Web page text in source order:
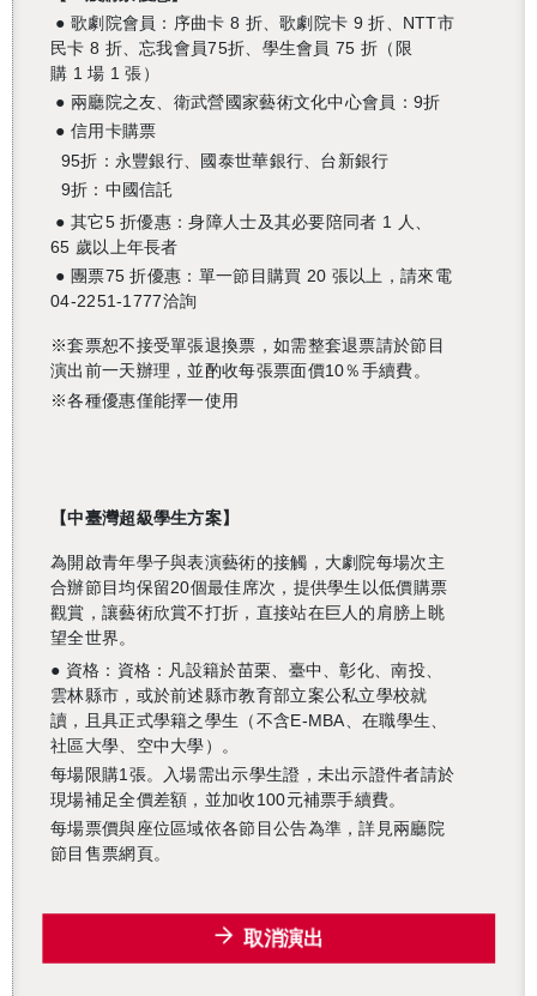
● 歌劇院會員：序曲卡 8 折、歌劇院卡 9 折、NTT市
民卡 8 折、忘我會員75折、學生會員 75 折（限
購 1 場 1 張）
● 兩廳院之友、 衛武營國家藝術文化中心會員 ：9折
● 信用卡購票
95折：永豐銀行、國泰世華銀行、台新銀行
9折：中國信託
● 其它5 折優惠：身障人士及其必要陪同者 1
人、
65 歲以上年長者
● 團票75 折優惠：單一節目購買 20 張以上，請來電
04-2251-1777洽詢
※套票恕不接受單張退換票，如需整套退票請於節目
演出前一天辦理，並酌收每張票面價10％手續費。
※各種優惠僅能擇一使用
【中臺灣超級學生方案】
為開啟青年學子與表演藝術的接觸，大劇院每場次主
合辦節目均保留20個最佳席次，提供學生以低價購票
觀賞，讓藝術欣賞不打折，直接站在巨人的肩膀上眺
望全世界。
● 資格：資格：凡設籍於苗栗、臺中、彰化、南投、
雲林縣市，或於前述縣市教育部立案公私立學校就
讀，且具正式學籍之學生（不含E-MBA、在職學生、
社區大學、空中大學）。
每場限購1張。入場需出示學生證，未出示證件者請於
現場補足全價差額，並加收100元補票手續費。
每場票價與座位區域依各節目公告為準，詳見兩廳院
節目售票網頁。
取消演出